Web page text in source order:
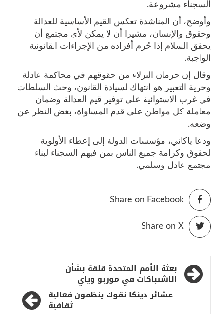
السجناء مشروعة.
وأوضح، أن المناشدة تعكس القيم الأساسية للعدالة
وحقوق والإنسان، مشيرا أن لا يمكن لأي مجتمع أن
يحقق السلام إذا حُرم أفراده من الإجراءات القانونية
الواجبة.
وقال إن حرمان النزلاء من حقوقهم في محاكمة عادلة
وحرية التعبير هو انتهاك لسيادة القانون، وحث السلطات
في غرب الاستوائية على توفير قيم العدالة وضمان
معاملة كل مواطن على قدم المساواة، بغض النظر عن
وضعه.
ودعا ياكاني، مؤسسات الدولة إلى إعطاء الأولوية
لحقوق وكرامة جميع الناس بمن فيهم السجناء لبناء
مجتمع عادل وسلمي.
Share on Facebook
Share on X
تصفّح
المقالات
بعثة الأمم المتحدة قلقة بشأن
الاشتباكات في موربو وياي
عشائر دينكا نقوك ينظمون فعالية
ثقافية